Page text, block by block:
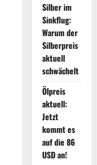
Silber im
Sinkflug:
Warum der
Silberpreis
aktuell
schwächelt
Ölpreis
aktuell:
Jetzt
kommt es
auf die 86
USD an!